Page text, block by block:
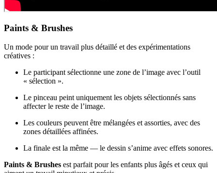
Paints & Brushes
Un mode pour un travail plus détaillé et des expérimentations
créatives :
Le participant sélectionne une zone de l’image avec l’outil
« sélection ».
Le pinceau peint uniquement les objets sélectionnés sans
affecter le reste de l’image.
Les couleurs peuvent être mélangées et assorties, avec des
zones détaillées affinées.
La finale est la même — le dessin s’anime avec effets sonores.
Paints & Brushes est parfait pour les enfants plus âgés et ceux qui